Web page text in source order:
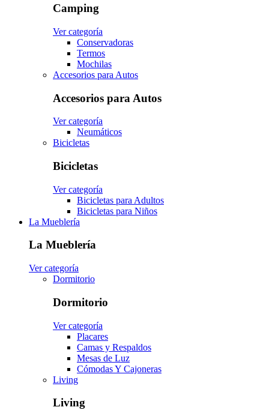
Camping
Ver categoría
Conservadoras
Termos
Mochilas
Accesorios para Autos
Accesorios para Autos
Ver categoría
Neumáticos
Bicicletas
Bicicletas
Ver categoría
Bicicletas para Adultos
Bicicletas para Niños
La Mueblería
La Mueblería
Ver categoría
Dormitorio
Dormitorio
Ver categoría
Placares
Camas y Respaldos
Mesas de Luz
Cómodas Y Cajoneras
Living
Living